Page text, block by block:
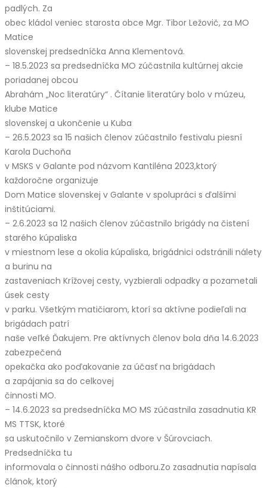
padlých. Za
obec kládol veniec starosta obce Mgr. Tibor Ležovič, za MO
Matice
slovenskej predsedníčka Anna Klementová.
– 18.5.2023 sa predsedníčka MO zúčastnila kultúrnej akcie
poriadanej obcou
Abrahám „Noc literatúry“ . Čítanie literatúry bolo v múzeu,
klube Matice
slovenskej a ukončenie u Kuba
– 26.5.2023 sa 15 našich členov zúčastnilo festivalu piesní
Karola Duchoňa
v MSKS v Galante pod názvom Kantiléna 2023,ktorý
každoročne organizuje
Dom Matice slovenskej v Galante v spolupráci s ďalšími
inštitúciami.
– 2.6.2023 sa 12 našich členov zúčastnilo brigády na čistení
starého kúpaliska
v miestnom lese a okolia kúpaliska, brigádnici odstránili nálety
a burinu na
zastaveniach Krížovej cesty, vyzbierali odpadky a pozametali
úsek cesty
v parku. Všetkým matičiarom, ktorí sa aktívne podieľali na
brigádach patrí
naše veľké Ďakujem. Pre aktívnych členov bola dňa 14.6.2023
zabezpečená
opekačka ako poďakovanie za účasť na brigádach
a zapájania sa do celkovej
činnosti MO.
– 14.6.2023 sa predsedníčka MO MS zúčastnila zasadnutia KR
MS TTSK, ktoré
sa uskutočnilo v Zemianskom dvore v Šúrovciach.
Predsedníčka tu
informovala o činnosti nášho odboru.Zo zasadnutia napísala
článok, ktorý